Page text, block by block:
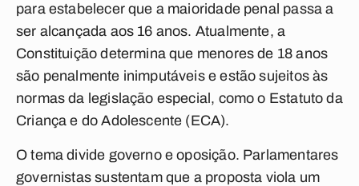
para estabelecer que a maioridade penal passa a
ser alcançada aos 16 anos. Atualmente, a
Constituição determina que menores de 18 anos
são penalmente inimputáveis e estão sujeitos às
normas da legislação especial, como o Estatuto da
Criança e do Adolescente (ECA).
O tema divide governo e oposição. Parlamentares
governistas sustentam que a proposta viola um